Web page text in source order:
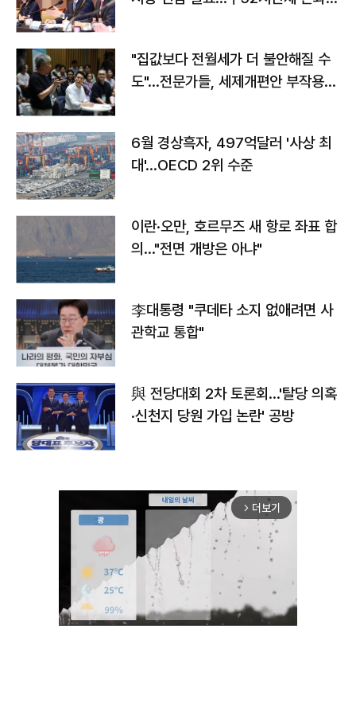
"집값보다 전월세가 더 불안해질 수
도"…전문가들, 세제개편안 부작용
6월 경상흑자, 497억달러 '사상 최
대'…OECD 2위 수준
이란·오만, 호르무즈 새 항로 좌표 합
의…"전면 개방은 아냐"
李대통령 "쿠데타 소지 없애려면 사
관학교 통합"
與 전당대회 2차 토론회…'탈당 의혹
·신천지 당원 가입 논란' 공방
arrow_forward_ios 더보기